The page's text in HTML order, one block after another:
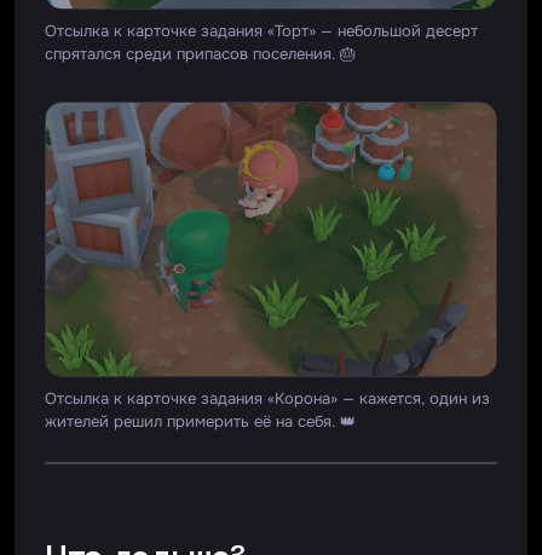
Отсылка к карточке задания «Торт» — небольшой десерт
спрятался среди припасов поселения. 🎂
Отсылка к карточке задания «Корона» — кажется, один из
жителей решил примерить её на себя. 👑